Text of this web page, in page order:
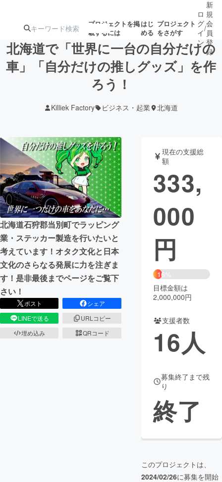
プロジェクトを掲
載するには
はじ
める
プロジェクト
をさがす
注目の新着プロ
募集終了が近いプ
テクノロジー・ガジェット
映像・映画 書籍・雑誌
ビジネス・起業 チャレンジ
まちづくり・地域活性化
CAMPFIRE for Social Good
CAMPFIRE Creation
CAMPFIREふるさと納税
コミュニティ
ロ
グ
イ
ン
/
新
規
会
員
登
録
北海道で「世界に一台の自分だけの
車」「自分だけの推しグッズ」を作
ろう！
Killiek Factory ビジネス・起業 北海道
北海道石狩郡当別町でラッピング
業・ステッカー製造を行いたいと
考えています！オタク文化と日本
文化のさらなる発展に力を注ぎま
す！是非最後までページをご覧下
さい！
ポスト
シェア
LINEで送る
URLコピー
埋め込み
QRコード
現在の支援総
額
333,
000
円
16%
目標金額は
2,000,000円
支援者数
16人
募集終了まで残
り
終了
このプロジェクトは、
2024/02/26に募集を開始